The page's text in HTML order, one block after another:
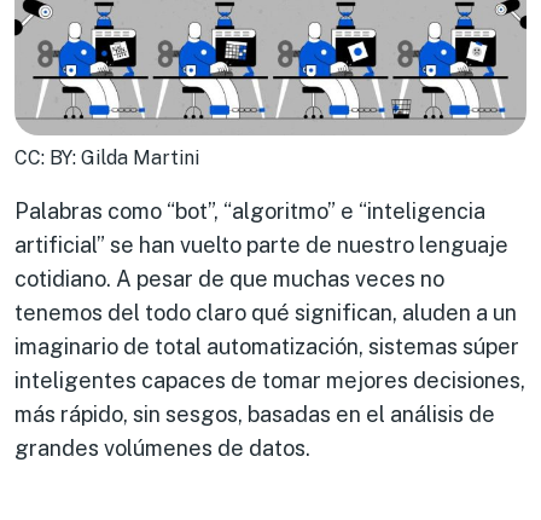
CC: BY: Gilda Martini
Palabras como “bot”, “algoritmo” e “inteligencia
artificial” se han vuelto parte de nuestro lenguaje
cotidiano. A pesar de que muchas veces no
tenemos del todo claro qué significan, aluden a un
imaginario de total automatización, sistemas súper
inteligentes capaces de tomar mejores decisiones,
más rápido, sin sesgos, basadas en el análisis de
grandes volúmenes de datos.